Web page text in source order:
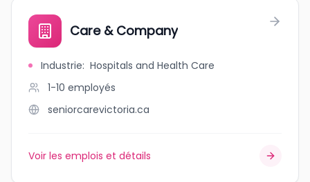
Care & Company
Industrie: Hospitals and Health Care
1-10 employés
seniorcarevictoria.ca
Voir les emplois et détails